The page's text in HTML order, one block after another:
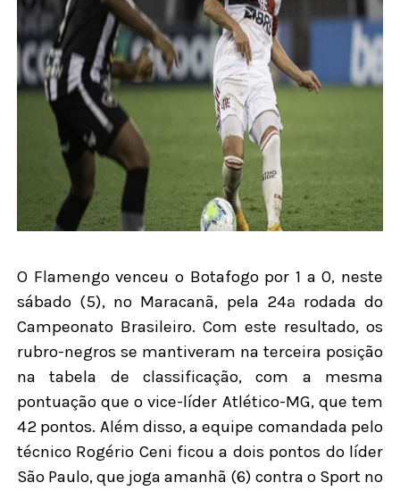
O Flamengo venceu o Botafogo por 1 a 0, neste
sábado (5), no Maracanã, pela 24ª rodada do
Campeonato Brasileiro. Com este resultado, os
rubro-negros se mantiveram na terceira posição
na tabela de classificação, com a mesma
pontuação que o vice-líder Atlético-MG, que tem
42 pontos. Além disso, a equipe comandada pelo
técnico Rogério Ceni ficou a dois pontos do líder
São Paulo, que joga amanhã (6) contra o Sport no